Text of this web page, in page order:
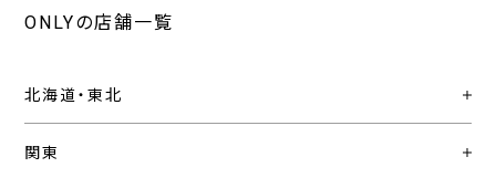
ONLYの店舗一覧
北海道・東北
関東